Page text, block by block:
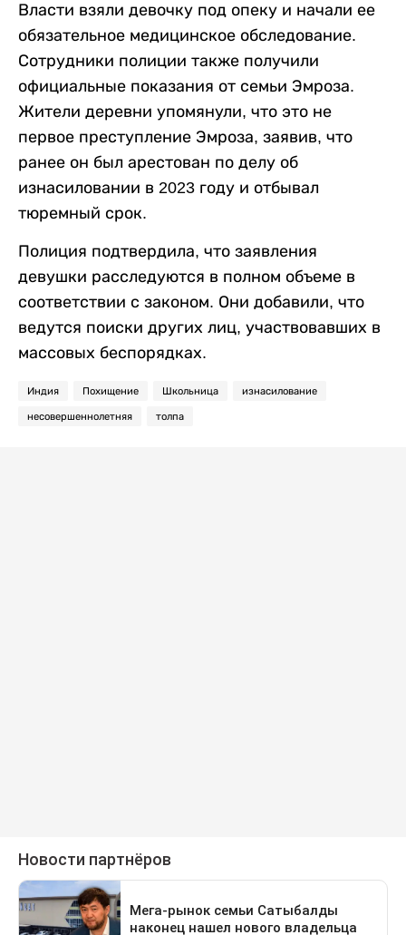
Власти взяли девочку под опеку и начали ее
обязательное медицинское обследование.
Сотрудники полиции также получили
официальные показания от семьи Эмроза.
Жители деревни упомянули, что это не
первое преступление Эмроза, заявив, что
ранее он был арестован по делу об
изнасиловании в 2023 году и отбывал
тюремный срок.
Полиция подтвердила, что заявления
девушки расследуются в полном объеме в
соответствии с законом. Они добавили, что
ведутся поиски других лиц, участвовавших в
массовых беспорядках.
Индия Похищение Школьница изнасилование
несовершеннолетняя толпа